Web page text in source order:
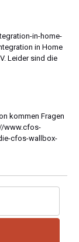
in-home-
in Home
Leider sind die
kommen Fragen
www.cfos-
cfos-wallbox-